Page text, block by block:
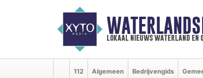
lokaal nieuws waterland en
112 Algemeen Bedrijvengids